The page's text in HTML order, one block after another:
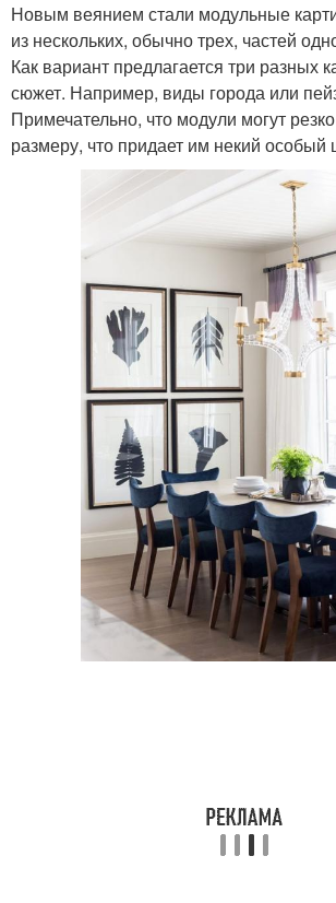
Новым веянием стали модульные
из нескольких, обычно трех, частей
Как вариант предлагается три разных
сюжет. Например, виды города или
Примечательно, что модули могут
размеру, что придает им некий